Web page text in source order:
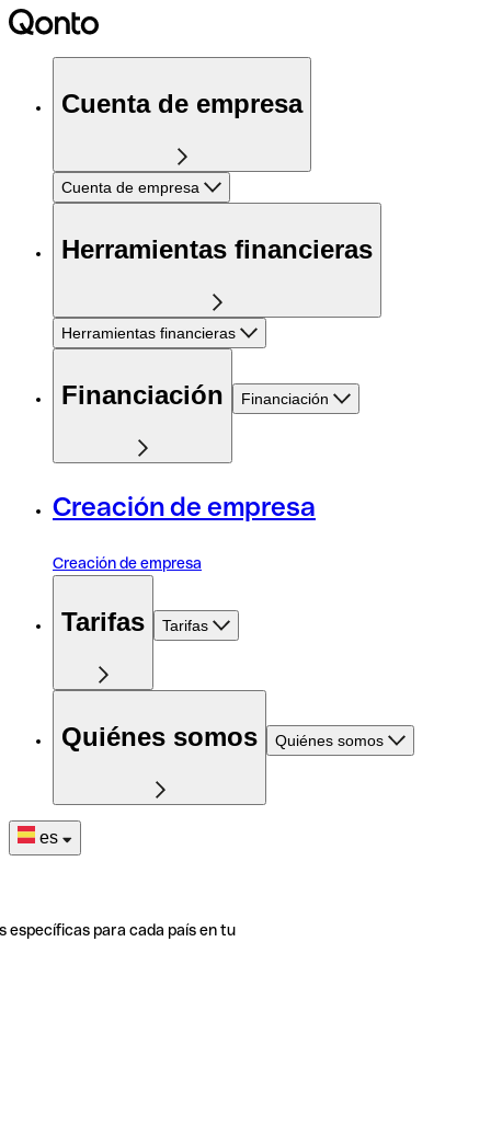
Cuenta de empresa
Cuenta de empresa
Herramientas financieras
Herramientas financieras
Financiación Financiación
Creación de empresa
Creación de empresa
Tarifas Tarifas
Quiénes somos Quiénes somos
es
específicas para cada país en tu